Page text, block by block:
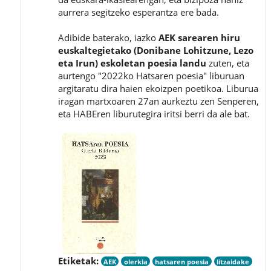
aurrera segitzeko esperantza ere bada.
Adibide baterako, iazko AEK sarearen hiru
euskaltegietako (Donibane Lohitzune, Lezo
eta Irun) eskoletan poesia landu zuten, eta
aurtengo "2022ko Hatsaren poesia" liburuan
argitaratu dira haien ekoizpen poetikoa. Liburua
iragan martxoaren 27an aurkeztu zen Senperen,
eta HABEren liburutegira iritsi berri da ale bat.
Etiketak: AEK olerkia hatsaren poesia litzaidake